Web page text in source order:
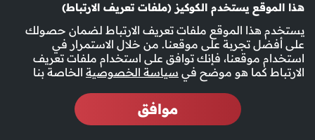
هذا الموقع يستخدم الكوكيز (ملفات تعريف الارتباط)
يستخدم هذا الموقع ملفات تعريف الارتباط لضمان حصولك
على أفضل تجربة على موقعنا. من خلال الاستمرار في
استخدام موقعنا، فإنك توافق على استخدام ملفات تعريف
الارتباط كما هو موضح في سياسة الخصوصية الخاصة بنا
موافق
سياسة الخصوصية الأحكام والشروط